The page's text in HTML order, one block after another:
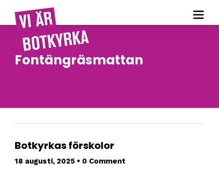
Fontängräsmattan
Botkyrkas förskolor
18 augusti, 2025 • 0 Comment